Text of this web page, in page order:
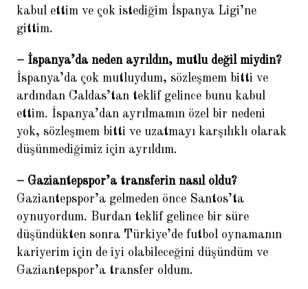
Fernando Hierro:
Ronaldo kazanmaktan bıkmaz
BIZI TAKIP EDIN
POPÜLER HABERLER
1.
Sven Goran Eriksson: Finali
göreceğimizden emindik
kabul ettim ve çok istediğim İspanya Ligi’ne
gittim.
– İspanya’da neden ayrıldın, mutlu değil miydin?
İspanya’da çok mutluydum, sözleşmem bitti ve
ardından Caldas’tan teklif gelince bunu kabul
ettim. İspanya’dan ayrılmamın özel bir nedeni
yok, sözleşmem bitti ve uzatmayı karşılıklı olarak
düşünmediğimiz için ayrıldım.
– Gaziantepspor’a transferin nasıl oldu?
Gaziantepspor’a gelmeden önce Santos’ta
oynuyordum. Burdan teklif gelince bir süre
düşündükten sonra Türkiye’de futbol oynamanın
kariyerim için de iyi olabileceğini düşündüm ve
Gaziantepspor’a transfer oldum.